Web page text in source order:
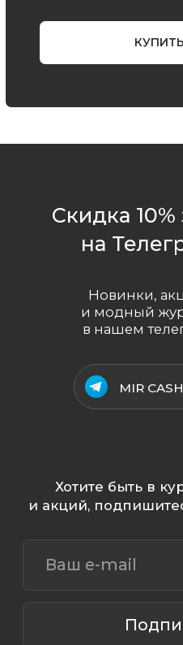
ООО «МИР КАШЕМИРА» © 2023
Все права защищены.